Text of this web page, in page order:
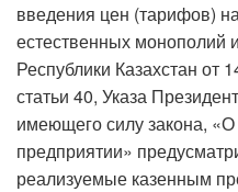
введения цен (тарифов)
естественных монополий
Республики Казахстан от
статьи 40, Указа
имеющего силу закона, «О
предприятии»
реализуемые казенным